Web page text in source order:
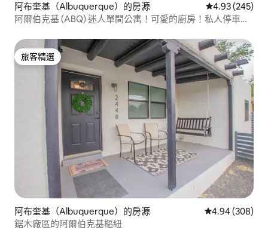
阿布奎基（Albuquerque）的房源 從 245 則評價
4.93 (245)
阿爾伯克基 (ABQ) 迷人單間公寓！可愛的廚房！私人停車
旅客精選
旅客精選
阿布奎基（Albuquerque）的房源 從 308 則評價
4.94 (308)
鋸木廠區的阿爾伯克基樞紐